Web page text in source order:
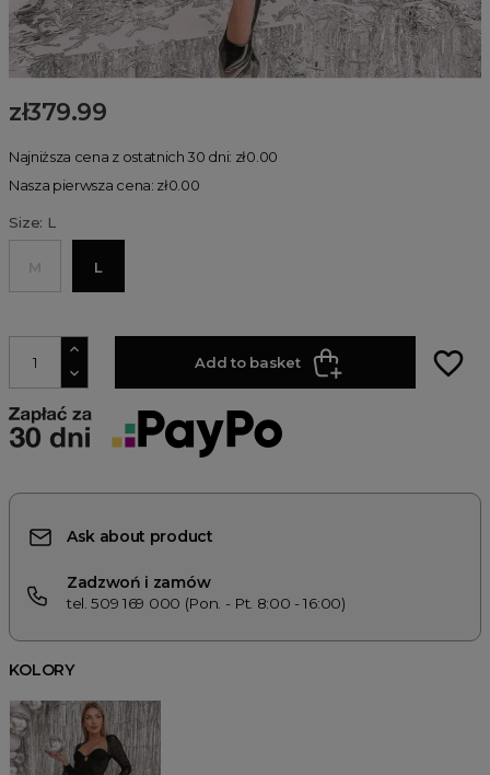
zł379.99
Najniższa cena z ostatnich 30 dni: zł0.00
Nasza pierwsza cena: zł0.00
Size: L
M L
Add to basket favorite_border
Ask about product
Zadzwoń i zamów
tel. 509 169 000 (Pon. - Pt. 8:00 - 16:00)
KOLORY